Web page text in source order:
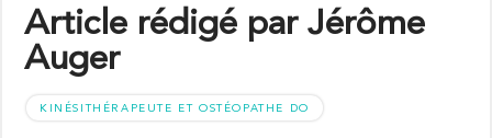
Article rédigé par Jérôme
Auger
KINÉSITHÉRAPEUTE ET OSTÉOPATHE DO